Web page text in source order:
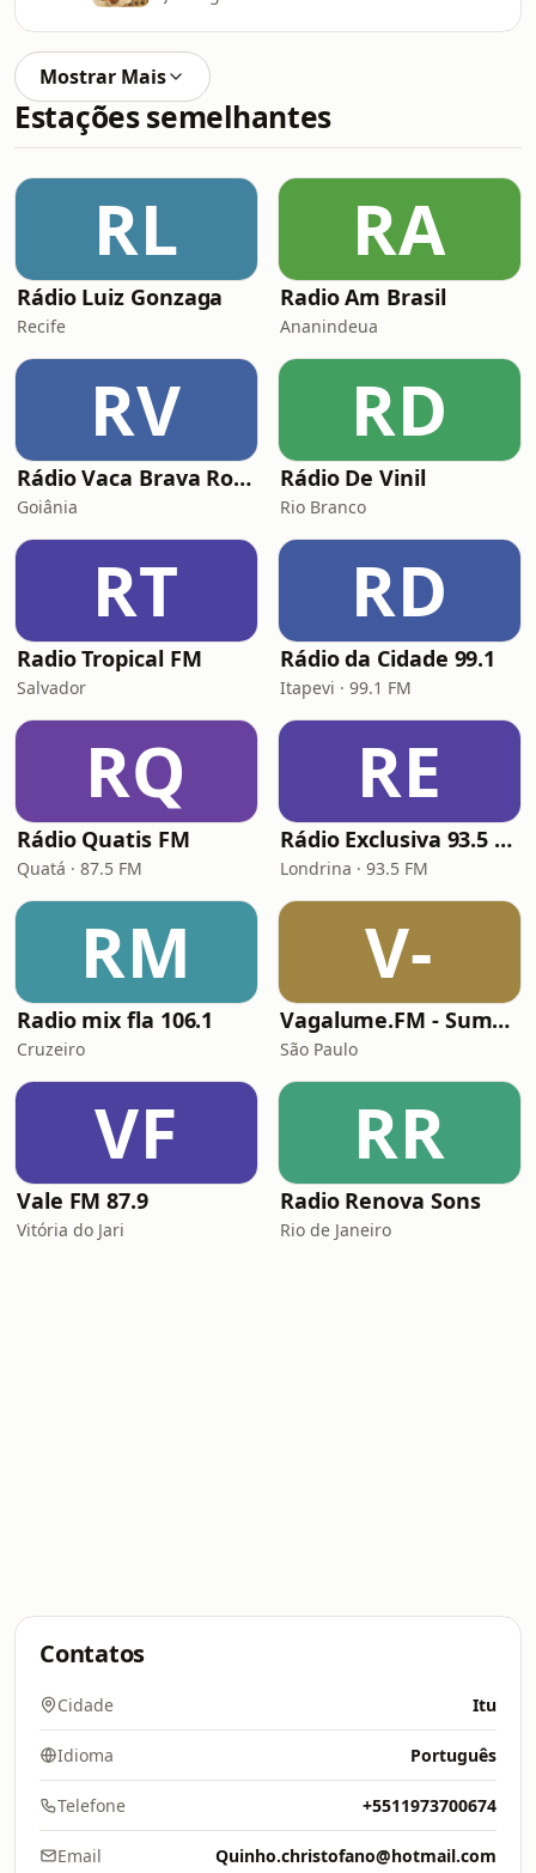
Mostrar Mais
Estações semelhantes
RL
Rádio Luiz Gonzaga
Recife
RA
Radio Am Brasil
Ananindeua
RV
Rádio Vaca Brava Rock
Goiânia
RD
Rádio De Vinil
Rio Branco
RT
Radio Tropical FM
Salvador
RD
Rádio da Cidade 99.1
Itapevi · 99.1 FM
RQ
Rádio Quatis FM
Quatá · 87.5 FM
RE
Rádio Exclusiva 93.5 FM
Londrina · 93.5 FM
RM
Radio mix fla 106.1
Cruzeiro
V-
Vagalume.FM - Summer
São Paulo
VF
Vale FM 87.9
Vitória do Jari
RR
Radio Renova Sons
Rio de Janeiro
Contatos
Cidade Itu
Idioma Português
Telefone +5511973700674
Email Quinho.christofano@hotmail.com